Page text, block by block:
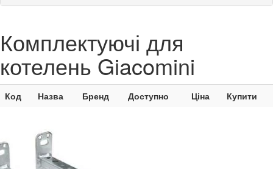
Комплектуючі для
котелень Giacomini
Код Назва Бренд Доступно Ціна Купити